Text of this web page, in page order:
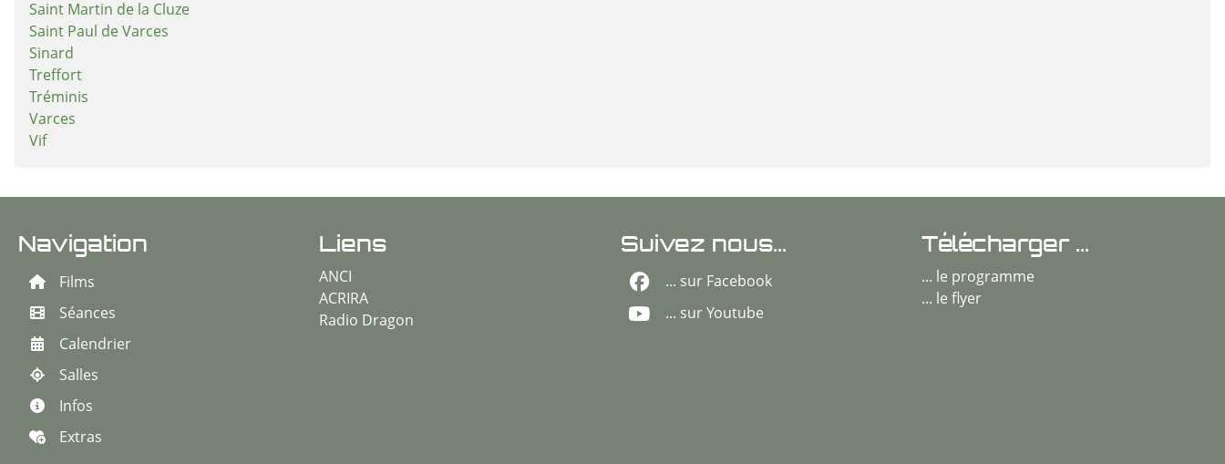
Saint Martin de la Cluze
Saint Paul de Varces
Sinard
Treffort
Tréminis
Varces
Vif
Navigation
Films
Séances
Calendrier
Salles
Infos
Extras
Liens
ANCI
ACRIRA
Radio Dragon
Suivez nous...
... sur Facebook
... sur Youtube
Télécharger ...
... le programme
... le flyer